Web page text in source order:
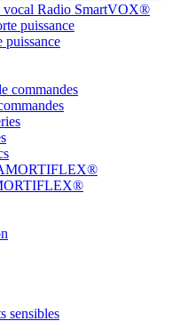
vocal Radio SmartVOX®
puissance